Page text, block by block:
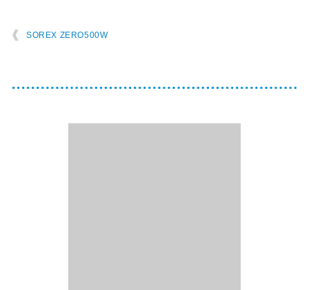
SOREX ZERO500W